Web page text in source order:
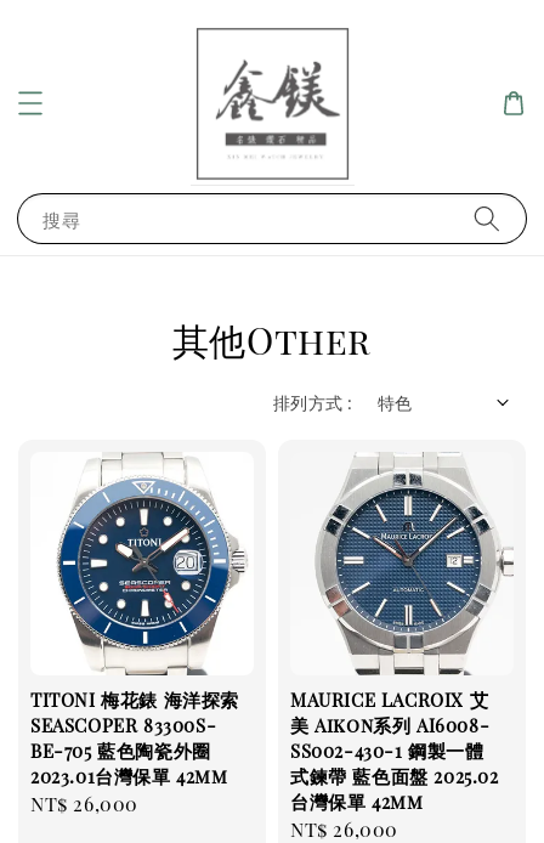
搜尋
其他Other
排列方式 :
TITONI 梅花錶 海洋探索
SEASCOPER 83300S-
BE-705 藍色陶瓷外圈
2023.01台灣保單 42mm
Regular
NT$ 26,000
MAURICE LACROIX 艾
美 Aikon系列 AI6008-
SS002-430-1 鋼製一體
式鍊帶 藍色面盤 2025.02
台灣保單 42mm
Regular
NT$ 26,000